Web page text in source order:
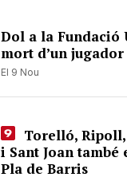
Dol a la Fundació
mort d’un jugador
El 9 Nou
Torelló,
i Sant Joan també
Pla de Barris